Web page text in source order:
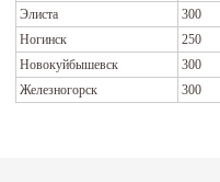
Элиста
300
Ногинск
250
Новокуйбышевск
300
Железногорск
300